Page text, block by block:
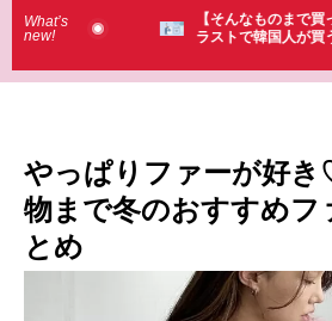
What’s
new!
！】お土
（笑）
【そんなものまで買って
ラストで韓国人が買うも
やっぱりファーが好
物まで冬のおすすめフ
とめ